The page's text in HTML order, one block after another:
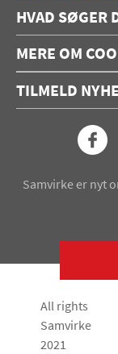
HVAD SØGER
Forside
Opskrifter
Konkurrencer
MERE OM
Annoncering
Coop medlem
TILMELD
Samvirke er nyt
All rights
Samvirke
2021